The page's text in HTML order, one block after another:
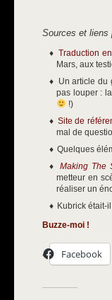
Sources et liens
Traduction
Mars, aux
Un article
pas louper :
!)
Site de
mal de
Quelques
Making The
metteur en
réaliser un
Kubrick était-il
Buzze-moi !
Facebook